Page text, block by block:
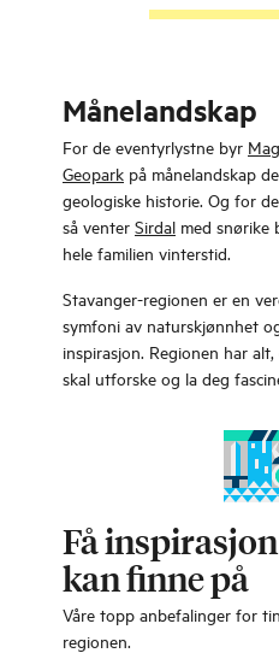
Månelandskap
For de eventyrlystne byr
Geopark på månelandskap
geologiske historie. Og for
så venter Sirdal med snørike
hele familien vinterstid.
Stavanger-regionen er en
symfoni av naturskjønnhet
inspirasjon. Regionen har
skal utforske og la deg
Få
kan finne på
Våre topp anbefalinger for
regionen.